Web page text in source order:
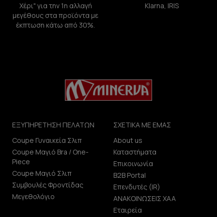
Χέρι" για την 1η αλλαγή
μεγέθους στα προϊόντα με
έκπτωση κάτω από 30%.
Klarna, IRIS
ΕΞΥΠΗΡΕΤΗΣΗ ΠΕΛΑΤΩΝ
Coupe Γυναικεία Σλιπ
Coupe Μαγιό Bra / One-
Piece
Coupe Μαγιό Σλιπ
Συμβουλές Φροντίδας
Μεγεθολόγιο
ΣΧΕΤΙΚΑ ΜΕ ΕΜΑΣ
About us
Καταστήματα
Επικοινωνία
B2B Portal
Επενδυτές (IR)
ΑΝΑΚΟΙΝΩΣΕΙΣ ΧΑΑ
Εταιρεία